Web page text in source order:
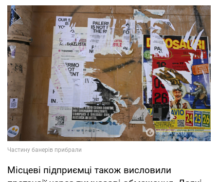
Місцеві підприємці також висловили